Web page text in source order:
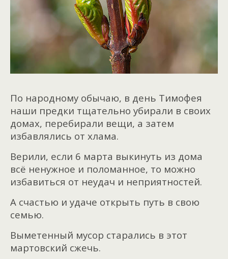
По народному обычаю, в день Тимофея
наши предки тщательно убирали в своих
домах, перебирали вещи, а затем
избавлялись от хлама.
Верили, если 6 марта выкинуть из дома
всё ненужное и поломанное, то можно
избавиться от неудач и неприятностей.
А счастью и удаче открыть путь в свою
семью.
Выметенный мусор старались в этот
мартовский сжечь.